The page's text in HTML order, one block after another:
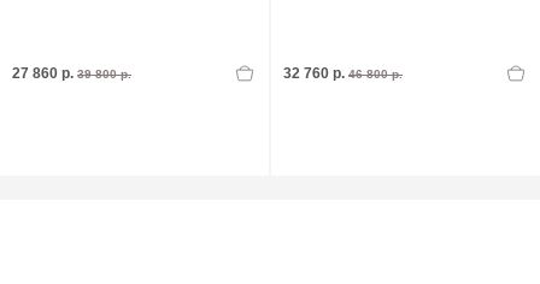
27 860 р. 39 800 р. 32 760 р. 46 800 р.